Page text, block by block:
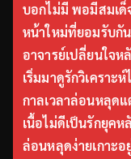
บอกไม่มี พอมีสมเ
หน้าใหม่ที่ยอมรับกั
อาจารย์เปลี่ยนใจห
เริ่มมาดูรักวิเคราะ
กาลเวลาล่อนหลุด
เนื้อไม่ดีเป็นรักยุคห
ล่อนหลุดง่ายเกาะ